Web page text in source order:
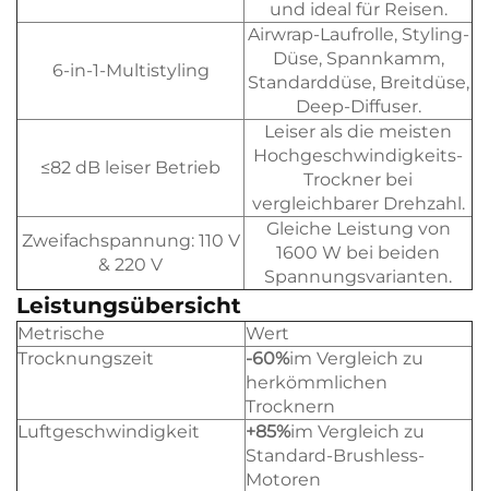
und ideal für Reisen.
6-in-1-Multistyling
Airwrap-Laufrolle, Styling-
Düse, Spannkamm,
Standarddüse, Breitdüse,
Deep-Diffuser.
≤82 dB leiser Betrieb
Leiser als die meisten
Hochgeschwindigkeits-
Trockner bei
vergleichbarer Drehzahl.
Zweifachspannung: 110 V
& 220 V
Gleiche Leistung von
1600 W bei beiden
Spannungsvarianten.
Leistungsübersicht
Metrische
Wert
Trocknungszeit
-60%im Vergleich zu
herkömmlichen
Trocknern
Luftgeschwindigkeit
+85%im Vergleich zu
Standard-Brushless-
Motoren